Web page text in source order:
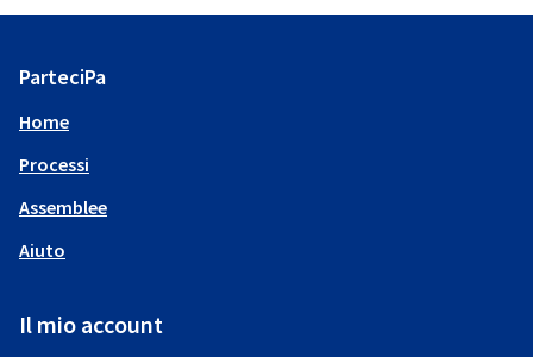
ParteciPa
Home
Processi
Assemblee
Aiuto
Il mio account